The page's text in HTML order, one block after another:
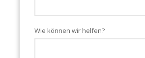
Wie können wir helfen?